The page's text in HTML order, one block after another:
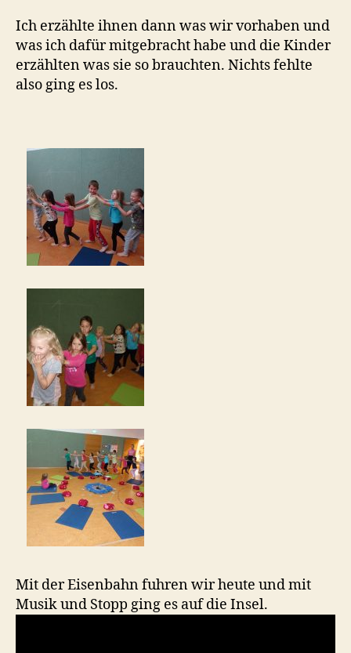
Ich erzählte ihnen dann was wir vorhaben und
was ich dafür mitgebracht habe und die Kinder
erzählten was sie so brauchten. Nichts fehlte
also ging es los.
Mit der Eisenbahn fuhren wir heute und mit
Musik und Stopp ging es auf die Insel.